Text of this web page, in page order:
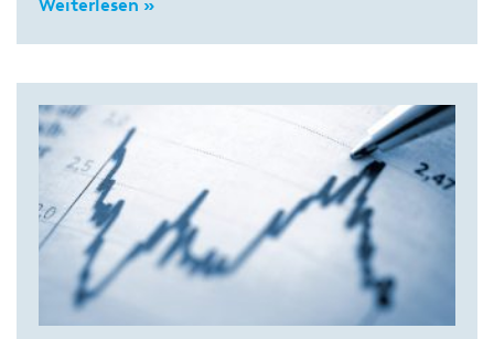
Weiterlesen »